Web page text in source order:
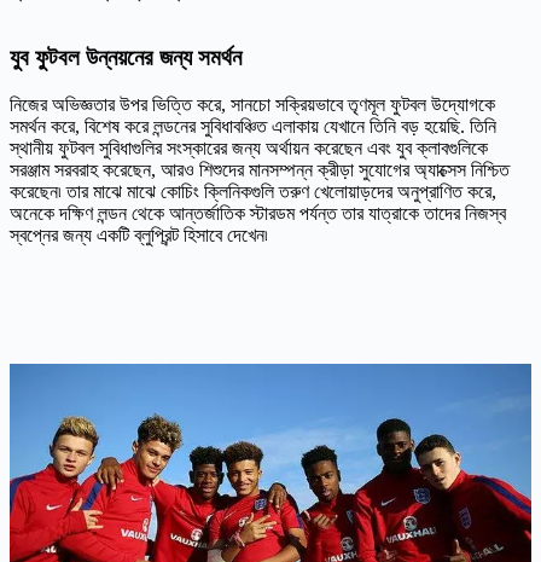
যুব ফুটবল উন্নয়নের জন্য সমর্থন
নিজের অভিজ্ঞতার উপর ভিত্তি করে, সানচো সক্রিয়ভাবে তৃণমূল ফুটবল উদ্যোগকে
সমর্থন করে, বিশেষ করে লন্ডনের সুবিধাবঞ্চিত এলাকায় যেখানে তিনি বড় হয়েছি. তিনি
স্থানীয় ফুটবল সুবিধাগুলির সংস্কারের জন্য অর্থায়ন করেছেন এবং যুব ক্লাবগুলিকে
সরঞ্জাম সরবরাহ করেছেন, আরও শিশুদের মানসম্পন্ন ক্রীড়া সুযোগের অ্যাক্সেস নিশ্চিত
করেছেন৷ তার মাঝে মাঝে কোচিং ক্লিনিকগুলি তরুণ খেলোয়াড়দের অনুপ্রাণিত করে,
অনেকে দক্ষিণ লন্ডন থেকে আন্তর্জাতিক স্টারডম পর্যন্ত তার যাত্রাকে তাদের নিজস্ব
স্বপ্নের জন্য একটি ব্লুপ্রিন্ট হিসাবে দেখেন৷